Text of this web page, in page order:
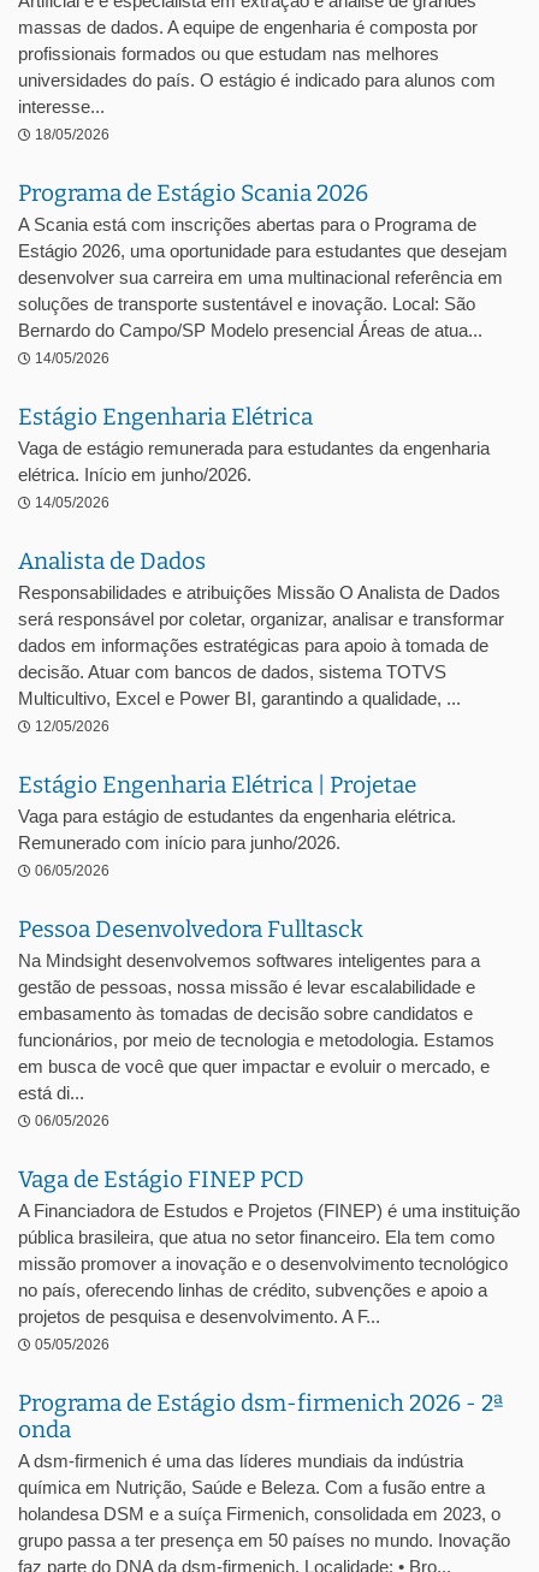
massas de dados. A equipe de engenharia é composta por
profissionais formados ou que estudam nas melhores
universidades do país. O estágio é indicado para alunos com
interesse...
18/05/2026
Programa de Estágio Scania 2026
A Scania está com inscrições abertas para o Programa de
Estágio 2026, uma oportunidade para estudantes que desejam
desenvolver sua carreira em uma multinacional referência em
soluções de transporte sustentável e inovação. Local: São
Bernardo do Campo/SP Modelo presencial Áreas de atua...
14/05/2026
Estágio Engenharia Elétrica
Vaga de estágio remunerada para estudantes da engenharia
elétrica. Início em junho/2026.
14/05/2026
Analista de Dados
Responsabilidades e atribuições Missão O Analista de Dados
será responsável por coletar, organizar, analisar e transformar
dados em informações estratégicas para apoio à tomada de
decisão. Atuar com bancos de dados, sistema TOTVS
Multicultivo, Excel e Power BI, garantindo a qualidade, ...
12/05/2026
Estágio Engenharia Elétrica | Projetae
Vaga para estágio de estudantes da engenharia elétrica.
Remunerado com início para junho/2026.
06/05/2026
Pessoa Desenvolvedora Fulltasck
Na Mindsight desenvolvemos softwares inteligentes para a
gestão de pessoas, nossa missão é levar escalabilidade e
embasamento às tomadas de decisão sobre candidatos e
funcionários, por meio de tecnologia e metodologia. Estamos
em busca de você que quer impactar e evoluir o mercado, e
está di...
06/05/2026
Vaga de Estágio FINEP PCD
A Financiadora de Estudos e Projetos (FINEP) é uma instituição
pública brasileira, que atua no setor financeiro. Ela tem como
missão promover a inovação e o desenvolvimento tecnológico
no país, oferecendo linhas de crédito, subvenções e apoio a
projetos de pesquisa e desenvolvimento. A F...
05/05/2026
Programa de Estágio dsm-firmenich 2026 - 2ª
onda
A dsm-firmenich é uma das líderes mundiais da indústria
química em Nutrição, Saúde e Beleza. Com a fusão entre a
holandesa DSM e a suíça Firmenich, consolidada em 2023, o
grupo passa a ter presença em 50 países no mundo. Inovação
faz parte do DNA da dsm-firmenich. Localidade: • Bro...